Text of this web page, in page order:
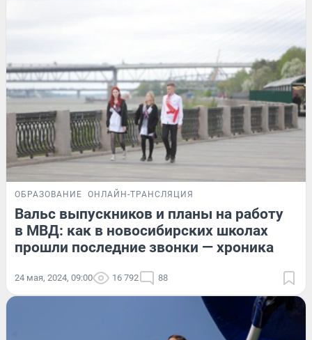
ОБРАЗОВАНИЕ ОНЛАЙН-ТРАНСЛЯЦИЯ
Вальс выпускников и планы на работу
в МВД: как в новосибирских школах
прошли последние звонки — хроника
24 мая, 2024, 09:00 16 792 88